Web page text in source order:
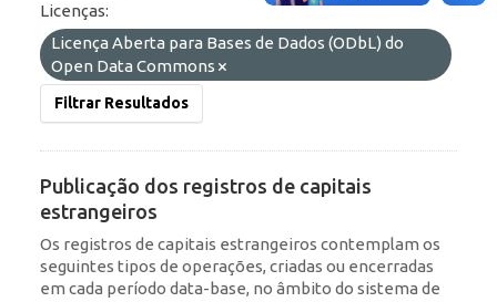
Licenças:
Licença Aberta para Bases de Dados (ODbL) do
Open Data Commons
Filtrar Resultados
Publicação dos registros de capitais
estrangeiros
Os registros de capitais estrangeiros contemplam os
seguintes tipos de operações, criadas ou encerradas
em cada período data-base, no âmbito do sistema de